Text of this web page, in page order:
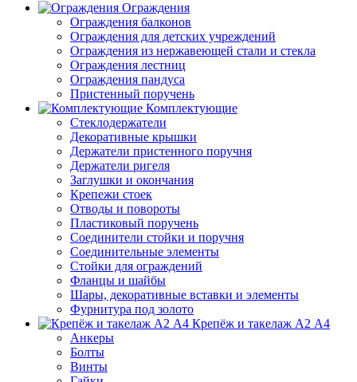
Ограждения
Ограждения балконов
Ограждения для детских учреждений
Ограждения из нержавеющей стали и стекла
Ограждения лестниц
Ограждения пандуса
Пристенный поручень
Комплектующие
Стеклодержатели
Декоративные крышки
Держатели пристенного поручня
Держатели ригеля
Заглушки и окончания
Крепежи стоек
Отводы и повороты
Пластиковый поручень
Соединители стойки и поручня
Соединительные элементы
Стойки для ограждений
Фланцы и шайбы
Шары, декоративные вставки и элементы
Фурнитура под золото
Крепёж и такелаж А2 А4
Анкеры
Болты
Винты